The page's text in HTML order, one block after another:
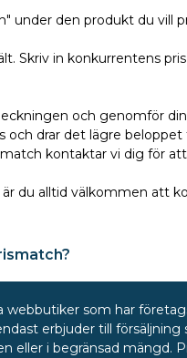
under den produkt du vill
Skriv in konkurrentens
och genomför
och drar det lägre
kontaktar vi dig för
du alltid välkommen att
webbutiker som har
erbjuder till
eller i begränsad mängd.